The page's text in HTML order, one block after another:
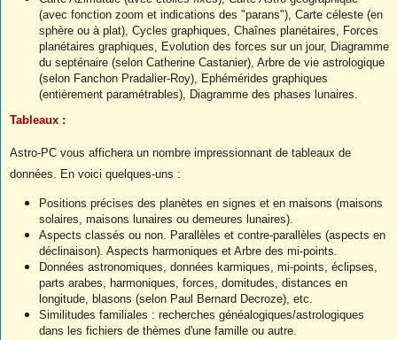
(avec fonction zoom et indications des "parans"), Carte céleste (en
sphère ou à plat), Cycles graphiques, Chaînes planétaires, Forces
planétaires graphiques, Evolution des forces sur un jour, Diagramme
du septénaire (selon Catherine Castanier), Arbre de vie astrologique
(selon Fanchon Pradalier-Roy), Ephémérides graphiques
(entièrement paramétrables), Diagramme des phases lunaires.
Tableaux :
Astro-PC vous affichera un nombre impressionnant de tableaux de
données. En voici quelques-uns :
Positions précises des planètes en signes et en maisons (maisons
solaires, maisons lunaires ou demeures lunaires).
Aspects classés ou non. Parallèles et contre-parallèles (aspects en
déclinaison). Aspects harmoniques et Arbre des mi-points.
Données astronomiques, données karmiques, mi-points, éclipses,
parts arabes, harmoniques, forces, domitudes, distances en
longitude, blasons (selon Paul Bernard Decroze), etc.
Similitudes familiales : recherches généalogiques/astrologiques
dans les fichiers de thèmes d'une famille ou autre.